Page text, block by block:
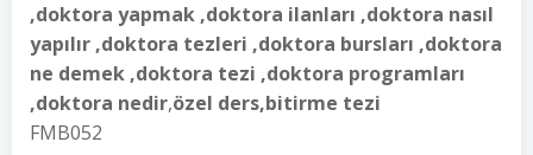
,doktora yapmak ,doktora ilanları ,doktora nasıl
yapılır ,doktora tezleri ,doktora bursları ,doktora
ne demek ,doktora tezi ,doktora programları
,doktora nedir,özel ders,bitirme tezi
FMB052